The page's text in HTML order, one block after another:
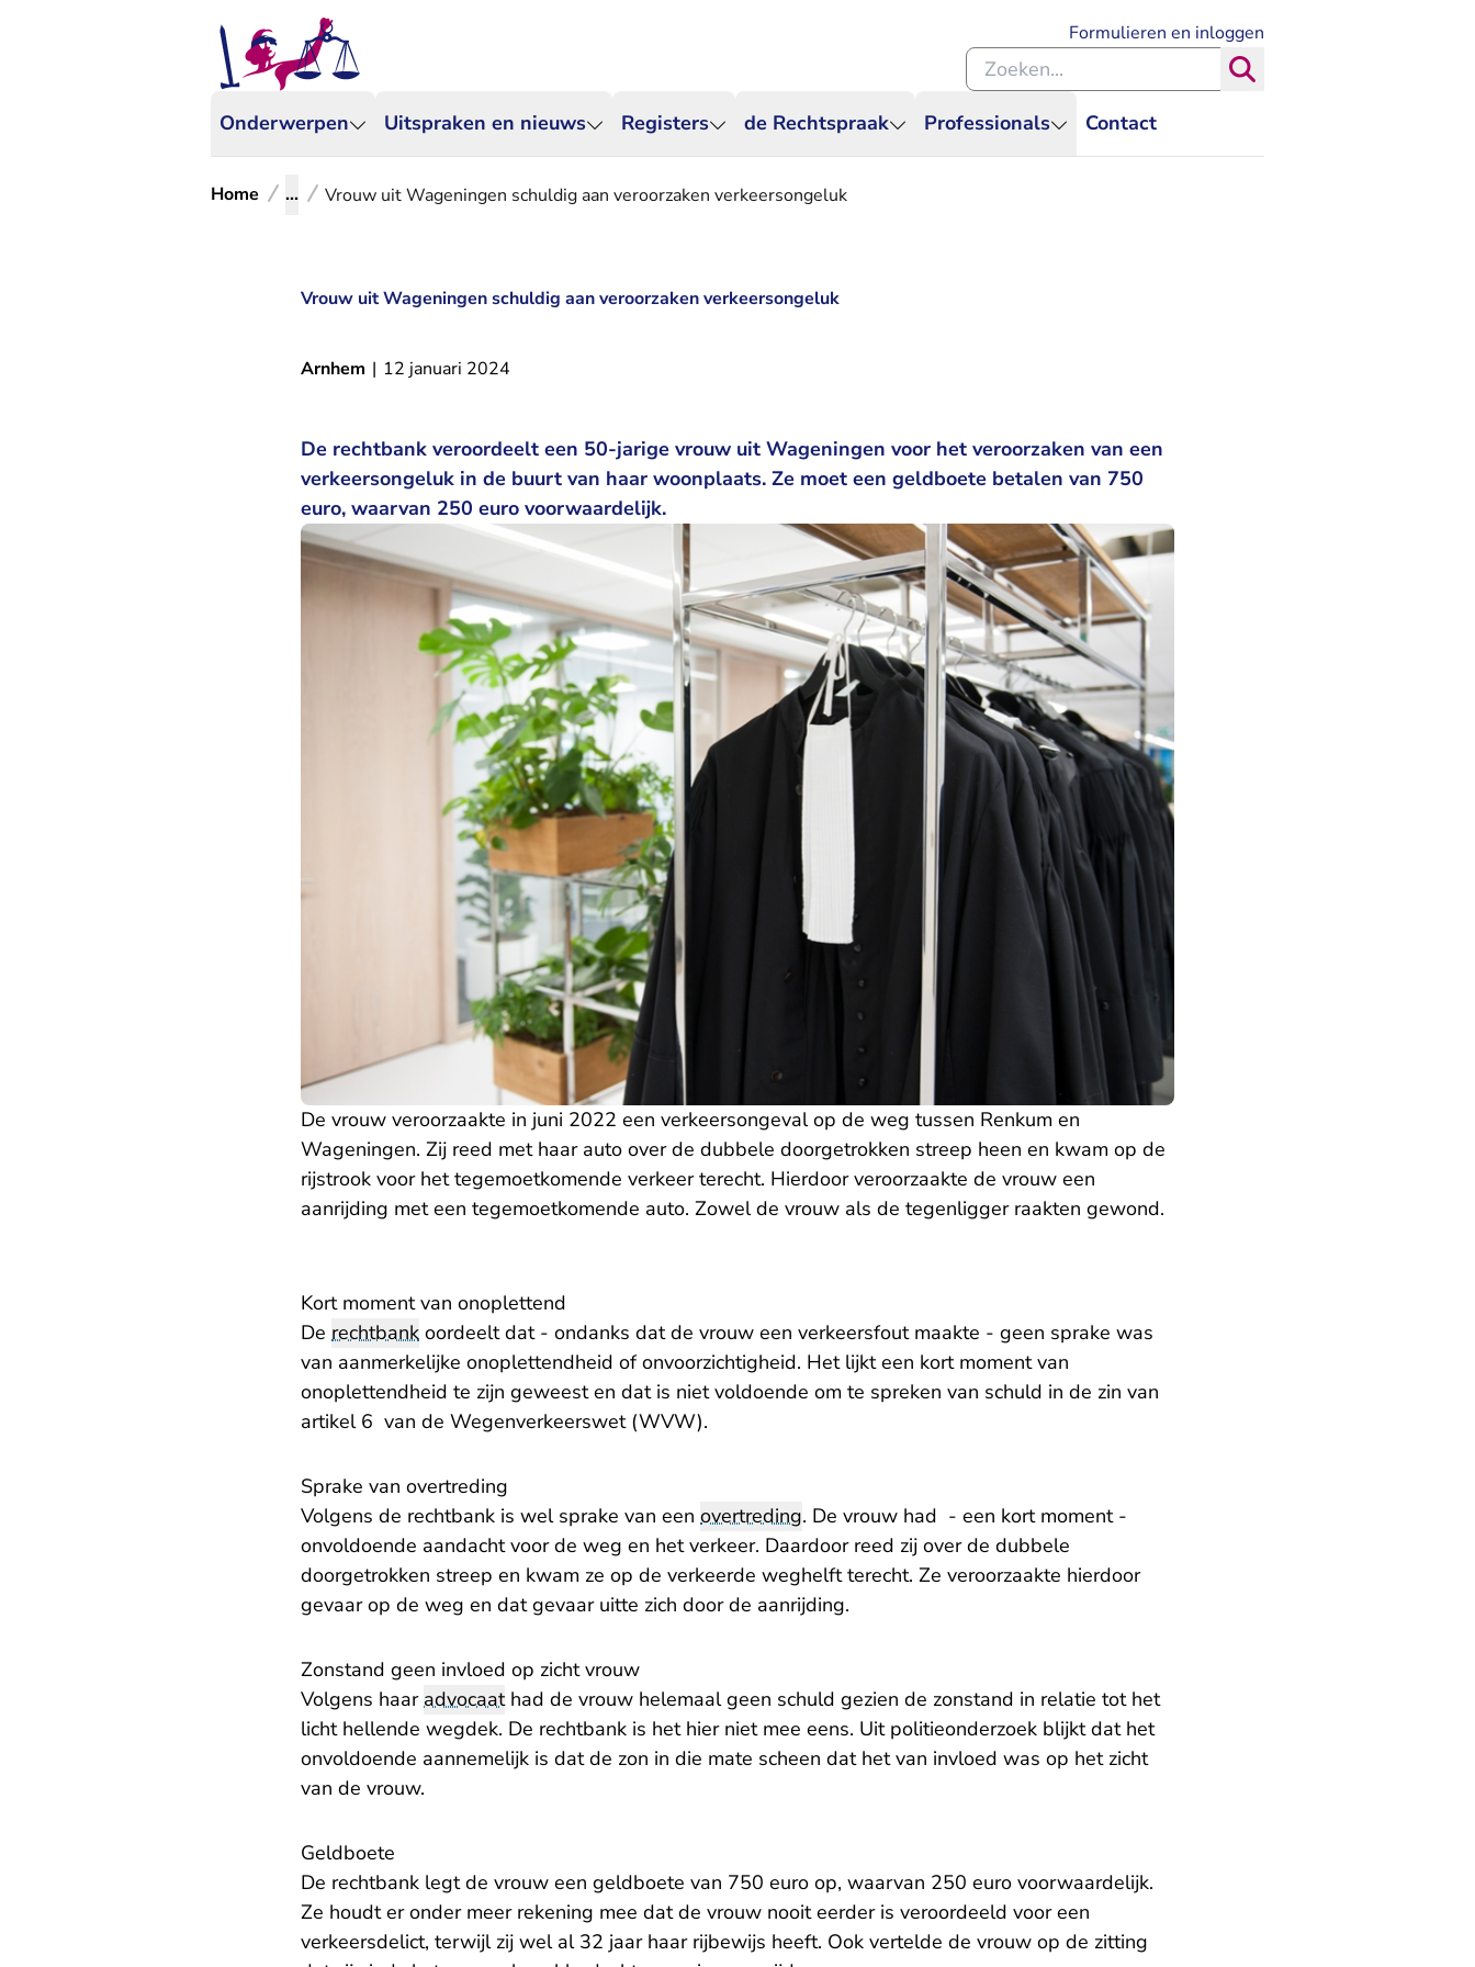
Onderwerpen Uitspraken en nieuws Registers de Rechtspraak Professionals Contact
Formulieren en inloggen
Zoeken binnen de Rechtspraak
Home ... Vrouw uit Wageningen schuldig aan veroorzaken verkeersongeluk
Vrouw uit Wageningen schuldig aan veroorzaken verkeersongeluk
Arnhem | 12 januari 2024
De rechtbank veroordeelt een 50-jarige vrouw uit Wageningen voor het veroorzaken van een
verkeersongeluk in de buurt van haar woonplaats. Ze moet een geldboete betalen van 750
euro, waarvan 250 euro voorwaardelijk.
De vrouw veroorzaakte in juni 2022 een verkeersongeval op de weg tussen Renkum en
Wageningen. Zij reed met haar auto over de dubbele doorgetrokken streep heen en kwam op de
rijstrook voor het tegemoetkomende verkeer terecht. Hierdoor veroorzaakte de vrouw een
aanrijding met een tegemoetkomende auto. Zowel de vrouw als de tegenligger raakten gewond.
Kort moment van onoplettend
De rechtbank oordeelt dat - ondanks dat de vrouw een verkeersfout maakte - geen sprake was
van aanmerkelijke onoplettendheid of onvoorzichtigheid. Het lijkt een kort moment van
onoplettendheid te zijn geweest en dat is niet voldoende om te spreken van schuld in de zin van
artikel 6 van de Wegenverkeerswet (WVW).
Sprake van overtreding
Volgens de rechtbank is wel sprake van een overtreding. De vrouw had - een kort moment -
onvoldoende aandacht voor de weg en het verkeer. Daardoor reed zij over de dubbele
doorgetrokken streep en kwam ze op de verkeerde weghelft terecht. Ze veroorzaakte hierdoor
gevaar op de weg en dat gevaar uitte zich door de aanrijding.
Zonstand geen invloed op zicht vrouw
Volgens haaradvocaathad de vrouw helemaal geen schuld gezien de zonstand in relatie tot het
licht hellende wegdek. De rechtbank is het hier niet mee eens. Uit politieonderzoek blijkt dat het
onvoldoende aannemelijk is dat de zon in die mate scheen dat het van invloed was op het zicht
van de vrouw.
Geldboete
De rechtbank legt de vrouw een geldboete van 750 euro op, waarvan 250 euro voorwaardelijk.
Ze houdt er onder meer rekening mee dat de vrouw nooit eerder is veroordeeld voor een
verkeersdelict, terwijl zij wel al 32 jaar haar rijbewijs heeft. Ook vertelde de vrouw op de zitting